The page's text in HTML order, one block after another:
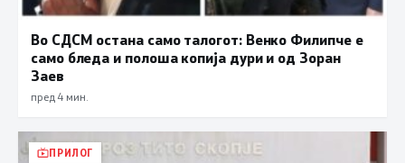
Во СДСМ остана само талогот: Венко Филипче е
само бледа и полоша копија дури и од Зоран
Заев
пред 4 мин.
ПРИЛОГ